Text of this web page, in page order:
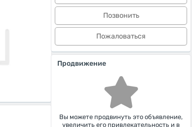
Позвонить
Пожаловаться
Продвижение
Вы можете продвинуть это объявление,
увеличить его привлекательность и в